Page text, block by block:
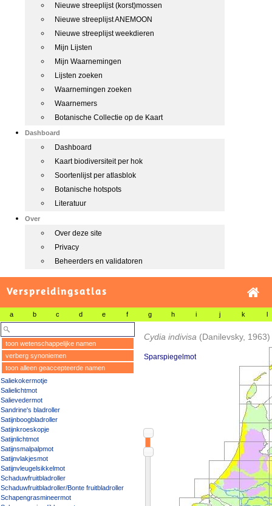
Nieuwe streeplijst (korst)mossen
Nieuwe streeplijst ANEMOON
Nieuwe streeplijst weekdieren
Mijn Lijsten
Mijn Waarnemingen
Lijsten zoeken
Waarnemingen zoeken
Waarnemers
Botanische Collectie op de Kaart
Dashboard
Dashboard
Kaart biodiversiteit per hok
Soortenlijst per atlasblok
Botanische hotspots
Literatuur
Over
Over deze site
Privacy
Beheerders en validatoren
Verspreidingsatlas
a b c d e f g h i j k l
toon wetenschappelijke namen
verberg synoniemen
toon alleen geaccepteerde namen
Saliekokermotje
Salielichtmot
Salievedermot
Sandrine's bladroller
Satijnboogbladroller
Satijnkroeskopje
Satijnlichtmot
Satijnsmalpalpmot
Satijnvlakjesmot
Satijnvleugelsikkelmot
Schaduwfruitbladroller
Schaduwfruitbladroller/Bonte fruitbladroller
Schapengrasmineermot
Cydia indivisa (Danilevsky, 1963)
Sparspiegelmot